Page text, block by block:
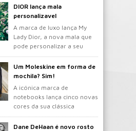
DIOR lança mala
personalizavel
A marca de luxo lança My
Lady Dior, a nova mala que
pode personalizar a seu
gosto.
Um Moleskine em forma de
mochila? Sim!
A icónica marca de
notebooks lança cinco novas
cores da sua clássica
mochila.
Dane DeHaan é novo rosto